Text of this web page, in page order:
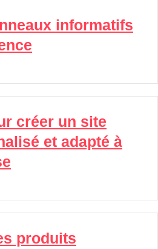
informatifs
créer un site
et adapté à
produits